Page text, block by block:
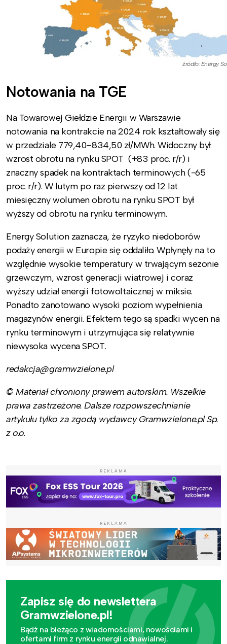
źródło: Energy
Notowania na TGE
Na Towarowej Giełdzie Energii w Warszawie
notowania na kontrakcie na 2024 rok kształtowały się
w przedziale 779,40–834,50 zł/MWh. Widoczny był
wzrost obrotu na rynku SPOT (+83 proc. r/r) i
znaczny spadek na kontraktach terminowych (-65
proc. r/r). W lutym po raz pierwszy od 12 lat
miesięczny wolumen obrotu na rynku SPOT był
wyższy od obrotu na rynku terminowym.
Energy Solution zaznacza, że ryzyko niedoborów
podaży energii w Europie się oddaliło. Wpłynęły na to
względnie wysokie temperatury w trwającym sezonie
grzewczym, wzrost generacji wiatrowej i coraz
wyższy udział energii fotowoltaicznej w miksie.
Ponadto zanotowano wysoki poziom wypełnienia
magazynów energii. Efektem tego są spadki wycen na
rynku terminowym i utrzymująca się relatywnie
niewysoka wycena SPOT.
redakcja@gramwzielone.pl
© Materiał chroniony prawem autorskim. Wszelkie
prawa zastrzeżone. Dalsze rozpowszechnianie
artykułu tylko za zgodą wydawcy Gramwzielone.pl Sp.
z o.o.
REKLAMA
REKLAMA
Zapisz się do newslettera
Gramwzielone.pl!
Bądź na bieżąco z wiadomościami, nowościami i
ofertami firm z rynku energii odnawialnej.